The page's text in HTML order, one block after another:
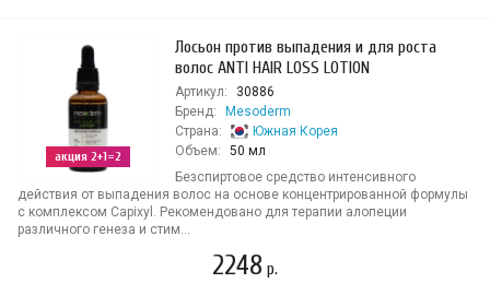
акция 2+1=2
Лосьон против выпадения и для роста
волос ANTI HAIR LOSS LOTION
Артикул:
30886
Бренд:
Mesoderm
Страна:
Южная Корея
Объем:
50 мл
Безспиртовое средство интенсивного
действия от выпадения волос на основе концентрированной формулы
с комплексом Capixyl. Рекомендовано для терапии алопеции
различного генеза и стим...
2248 р.